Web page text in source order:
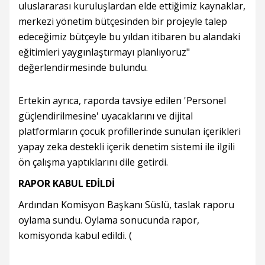
uluslararası kuruluşlardan elde ettiğimiz kaynaklar,
merkezi yönetim bütçesinden bir projeyle talep
edeceğimiz bütçeyle bu yıldan itibaren bu alandaki
eğitimleri yaygınlaştırmayı planlıyoruz"
değerlendirmesinde bulundu.
Ertekin ayrıca, raporda tavsiye edilen 'Personel
güçlendirilmesine' uyacaklarını ve dijital
platformların çocuk profillerinde sunulan içerikleri
yapay zeka destekli içerik denetim sistemi ile ilgili
ön çalışma yaptıklarını dile getirdi.
RAPOR KABUL EDİLDİ
Ardından Komisyon Başkanı Süslü, taslak raporu
oylama sundu. Oylama sonucunda rapor,
komisyonda kabul edildi. (